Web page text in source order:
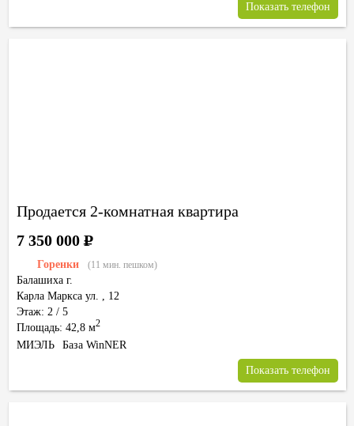
Показать телефон
Продается 2-комнатная квартира
Горенки (11 мин. пешком)
Балашиха г.
Карла Маркса ул. , 12
Этаж: 2 / 5
Площадь: 42,8 м2
7 350 000Р
МИЭЛЬ База WinNER
Показать телефон